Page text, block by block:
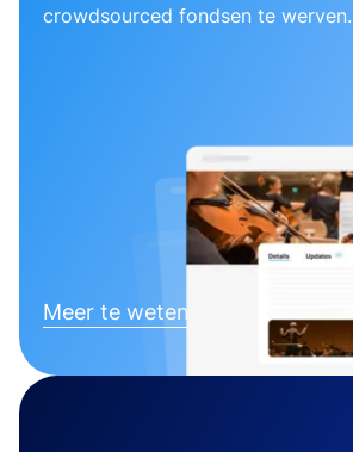
crowdsourced fondsen te werven.
Meer te weten komen